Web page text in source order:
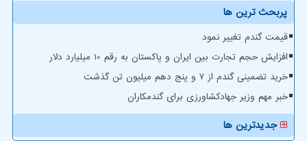
پربحث ترین ها
قیمت گندم تغییر نمود
افزایش حجم تجارت بین ایران و پاکستان به رقم 10 میلیارد دلار
خرید تضمینی گندم از ۷ و پنج دهم میلیون تن گذشت
خبر مهم وزیر جهادکشاورزی برای گندمکاران
جدیدترین ها